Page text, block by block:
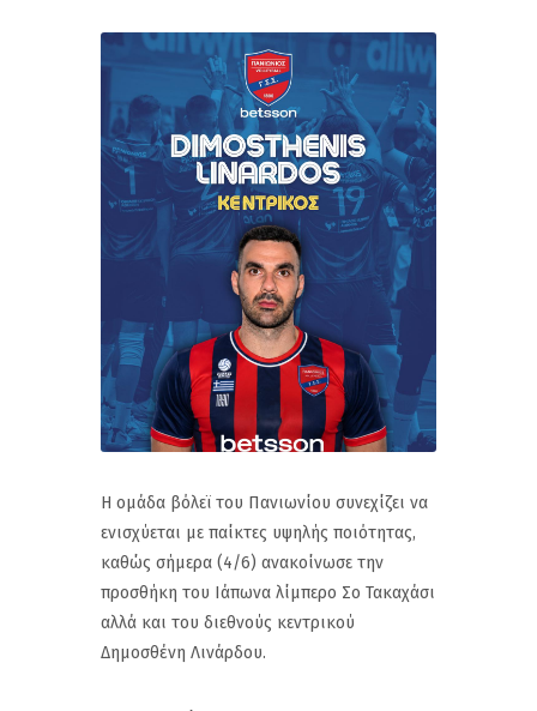
Η ομάδα βόλεϊ του Πανιωνίου συνεχίζει να
ενισχύεται με παίκτες υψηλής ποιότητας,
καθώς σήμερα (4/6) ανακοίνωσε την
προσθήκη του Ιάπωνα λίμπερο Σο Τακαχάσι
αλλά και του διεθνούς κεντρικού
Δημοσθένη Λινάρδου.